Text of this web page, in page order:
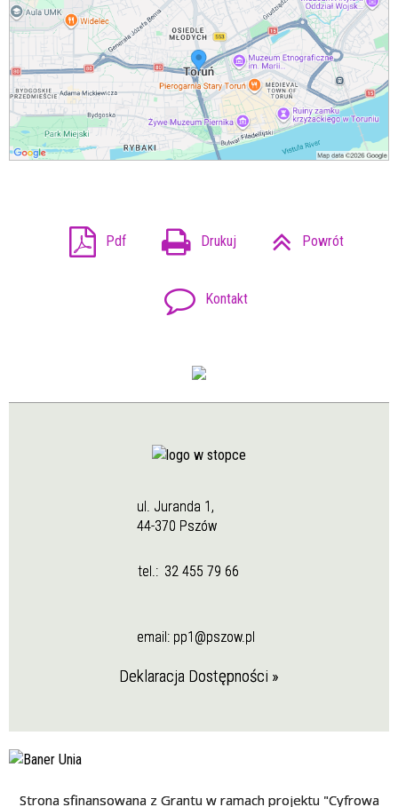
Pdf Drukuj Powrót
Kontakt
ul. Juranda 1,
44-370 Pszów
tel.: 32 455 79 66
email: pp1@pszow.pl
Deklaracja Dostępności »
Strona sfinansowana z Grantu w ramach projektu "Cyfrowa